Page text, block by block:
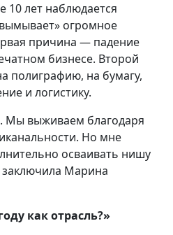
10 лет наблюдается
огромное
причина — падение
бизнесе. Второй
полиграфию, на бумагу,
и логистику.
Мы выживаем благодаря
Но мне
осваивать нишу
Марина
как отрасль?»